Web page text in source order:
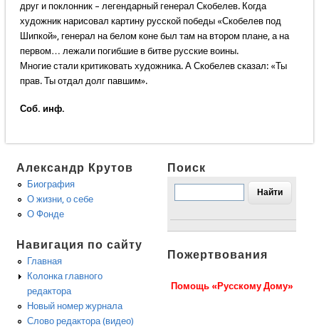
друг и поклонник – легендарный генерал Скобелев. Когда
художник нарисовал картину русской победы «Скобелев под
Шипкой», генерал на белом коне был там на втором плане, а на
первом… лежали погибшие в битве русские воины.
Многие стали критиковать художника. А Скобелев сказал: «Ты
прав. Ты отдал долг павшим».
Соб. инф.
Александр Крутов
Биография
О жизни, о себе
О Фонде
Навигация по сайту
Главная
Колонка главного
редактора
Новый номер журнала
Слово редактора (видео)
Поиск
Пожертвования
Помощь «Русскому Дому»